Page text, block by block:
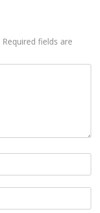
Required fields are